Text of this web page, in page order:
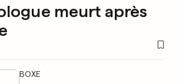
meurt après
BOXE